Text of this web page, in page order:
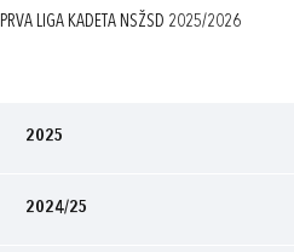
PRVA LIGA KADETA NSŽSD 2025/2026
2025
2024/25